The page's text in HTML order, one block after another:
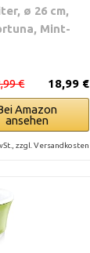
ø 26 cm,
Mint-
18,99 €
€
Amazon
ansehen
zzgl. Versandkosten